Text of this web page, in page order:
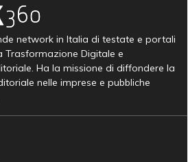
network in Italia di testate e portali
Trasformazione Digitale e
Ha la missione di diffondere la
nelle imprese e pubbliche